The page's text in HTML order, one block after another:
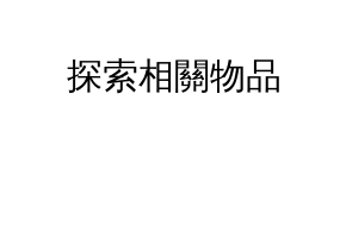
探索相關物品